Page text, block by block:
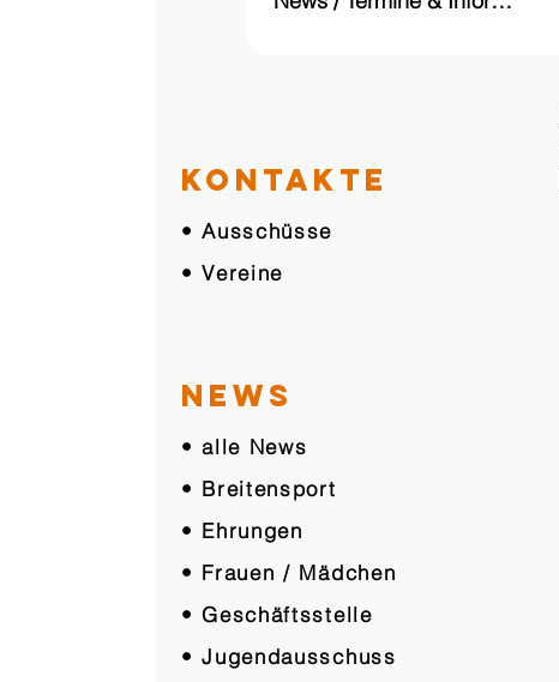
KONTAKTE
• Ausschüsse
• Vereine
NEWS
• alle News
• Breitensport
• Ehrungen
• Frauen / Mädchen
• Geschäftsstelle
• Jugendausschuss